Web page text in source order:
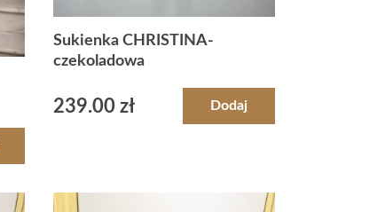
Sukienka CHRISTINA-
czekoladowa
239.00 zł Dodaj